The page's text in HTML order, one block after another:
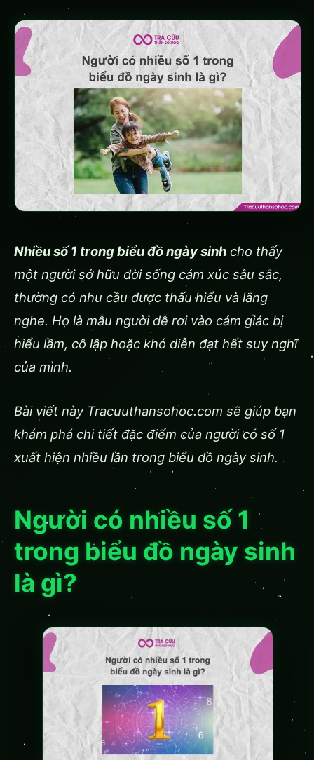
Nhiều số 1 trong biểu đồ ngày sinh cho thấy
một người sở hữu đời sống cảm xúc sâu sắc,
thường có nhu cầu được thấu hiểu và lắng
nghe. Họ là mẫu người dễ rơi vào cảm giác bị
hiểu lầm, cô lập hoặc khó diễn đạt hết suy nghĩ
của mình.
Bài viết này Tracuuthansohoc.com sẽ giúp bạn
khám phá chi tiết đặc điểm của người có số 1
xuất hiện nhiều lần trong biểu đồ ngày sinh.
Người có nhiều số 1
trong biểu đồ ngày sinh
là gì?